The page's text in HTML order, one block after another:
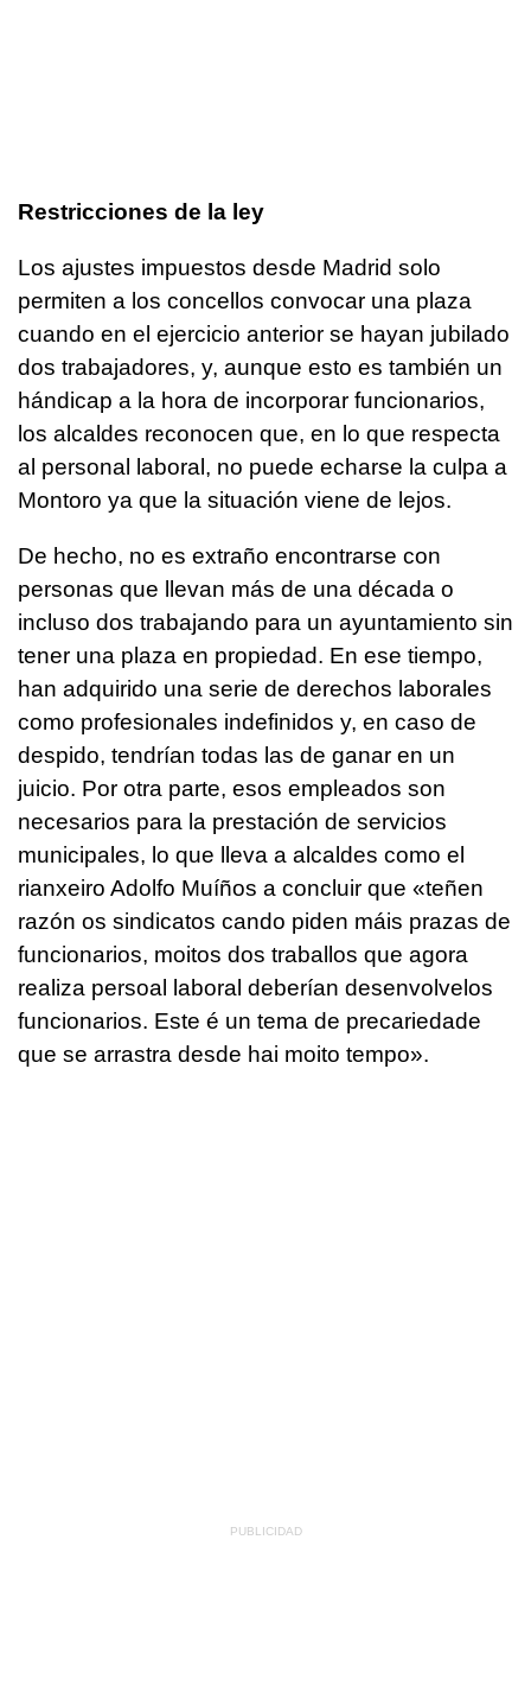
Restricciones de la ley
Los ajustes impuestos desde Madrid solo
permiten a los concellos convocar una plaza
cuando en el ejercicio anterior se hayan jubilado
dos trabajadores, y, aunque esto es también un
hándicap a la hora de incorporar funcionarios,
los alcaldes reconocen que, en lo que respecta
al personal laboral, no puede echarse la culpa a
Montoro ya que la situación viene de lejos.
De hecho, no es extraño encontrarse con
personas que llevan más de una década o
incluso dos trabajando para un ayuntamiento sin
tener una plaza en propiedad. En ese tiempo,
han adquirido una serie de derechos laborales
como profesionales indefinidos y, en caso de
despido, tendrían todas las de ganar en un
juicio. Por otra parte, esos empleados son
necesarios para la prestación de servicios
municipales, lo que lleva a alcaldes como el
rianxeiro Adolfo Muíños a concluir que «teñen
razón os sindicatos cando piden máis prazas de
funcionarios, moitos dos traballos que agora
realiza persoal laboral deberían desenvolvelos
funcionarios. Este é un tema de precariedade
que se arrastra desde hai moito tempo».